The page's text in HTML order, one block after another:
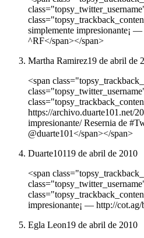
simplemente impresionante¡
^RF</span></span>
Martha Ramirez19 de abril de
<span
https://archivo.duarte101.net/
impresionante/ Resernia de
@duarte101</span></span>
Duarte10119 de abril de 2010
<span
impresionante¡ ― http://
Egla Leon19 de abril de 2010